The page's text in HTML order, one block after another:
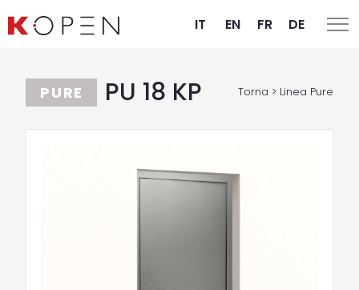
IT EN FR DE
PURE PU 18 KP Torna > Linea Pure